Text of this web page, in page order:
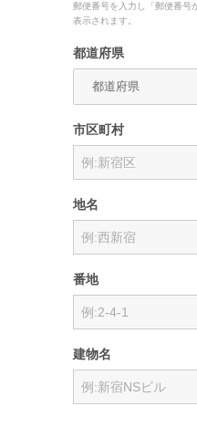
郵便番号を入力し「郵便番号
表示されます。
都道府県
市区町村
地名
番地
建物名